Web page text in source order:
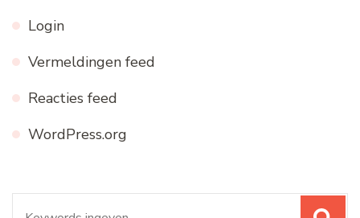
Login
Vermeldingen feed
Reacties feed
WordPress.org